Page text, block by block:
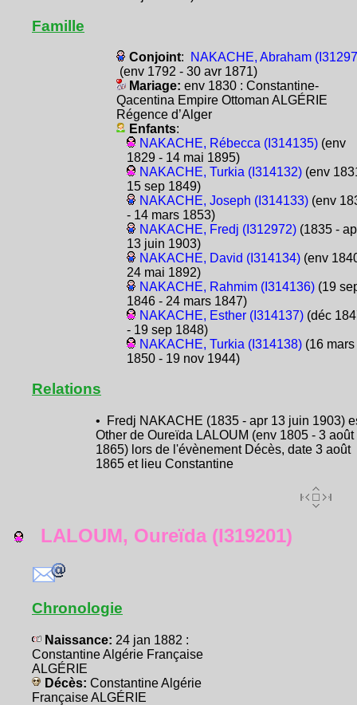
Famille
Conjoint:
NAKACHE, Abraham
(env 1792 - 30 avr 1871)
Mariage: env 1830 : Constantine-
Qacentina Empire Ottoman ALGÉRIE
Régence d’Alger
Enfants:
NAKACHE, Rébecca (I314135)(env
1829 - 14 mai 1895)
NAKACHE, Turkia (I314132)(env
15 sep 1849)
NAKACHE, Joseph (I314133)(env
- 14 mars 1853)
NAKACHE, Fredj (I312972)(1835 -
13 juin 1903)
NAKACHE, David (I314134)(env
24 mai 1892)
NAKACHE, Rahmim (I314136)(19
1846 - 24 mars 1847)
NAKACHE, Esther (I314137)(déc
- 19 sep 1848)
NAKACHE, Turkia (I314138)(16 mars
1850 - 19 nov 1944)
Relations
• Fredj NAKACHE (1835 - apr 13 juin 1903)
Other de Oureïda LALOUM (env 1805 - 3 août
1865) lors de l'évènement Décès, date 3 août
1865 et lieu Constantine
LALOUM, Oureïda (I319201)
Chronologie
Naissance: 24 jan 1882 :
Constantine Algérie Française
ALGÉRIE
Décès: Constantine Algérie
Française ALGÉRIE